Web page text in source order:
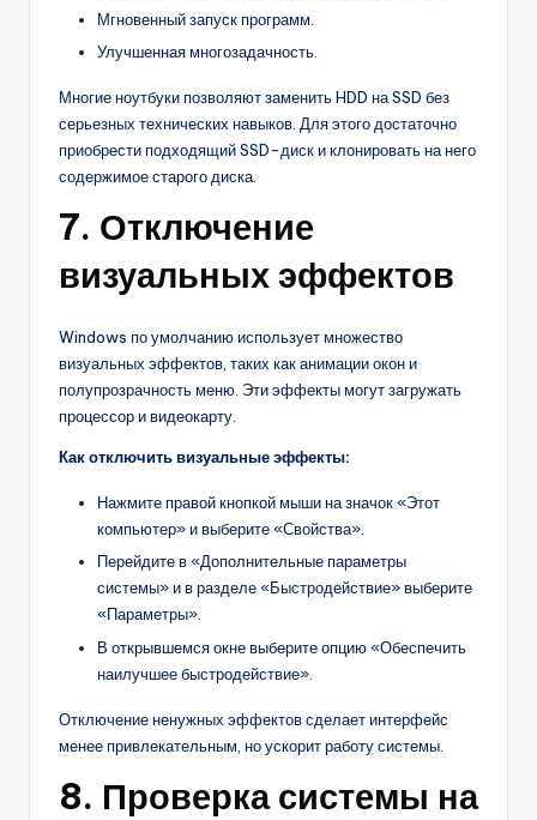
Мгновенный запуск программ.
Улучшенная многозадачность.
Многие ноутбуки позволяют заменить HDD на SSD без
серьезных технических навыков. Для этого достаточно
приобрести подходящий SSD-диск и клонировать на него
содержимое старого диска.
7. Отключение
визуальных эффектов
Windows по умолчанию использует множество
визуальных эффектов, таких как анимации окон и
полупрозрачность меню. Эти эффекты могут загружать
процессор и видеокарту.
Как отключить визуальные эффекты:
Нажмите правой кнопкой мыши на значок «Этот
компьютер» и выберите «Свойства».
Перейдите в «Дополнительные параметры
системы» и в разделе «Быстродействие» выберите
«Параметры».
В открывшемся окне выберите опцию «Обеспечить
наилучшее быстродействие».
Отключение ненужных эффектов сделает интерфейс
менее привлекательным, но ускорит работу системы.
8. Проверка системы на